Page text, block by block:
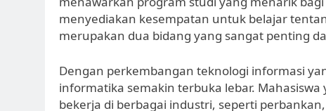
menyediakan kesempatan untuk belajar
merupakan dua bidang yang sangat penting
Dengan perkembangan teknologi informasi
informatika semakin terbuka lebar.
bekerja di berbagai industri, seperti